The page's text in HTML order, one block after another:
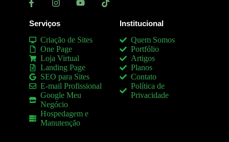
Serviços
Criação de Sites
One Page
Loja Virtual
Landing Page
SEO para Sites
E-mail Profissional
Google Meu
Negócio
Hospedagem e
Manutenção
Institucional
Quem Somos
Portfólio
Artigos
Planos
Contato
Política de
Privacidade